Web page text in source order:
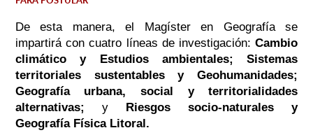
De esta manera, el Magíster en Geografía se
impartirá con cuatro líneas de investigación:Cambio
climático y Estudios ambientales; Sistemas
territoriales sustentables y Geohumanidades;
Geografía urbana, social y territorialidades
alternativas; y
Riesgos socio-naturales y
Geografía Física Litoral.